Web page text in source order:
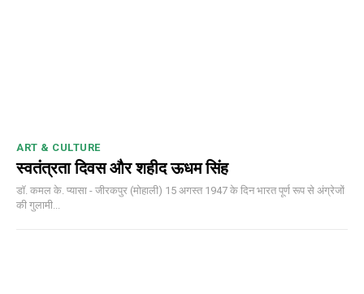
ART & CULTURE
स्वतंत्रता दिवस और शहीद ऊधम सिंह
डॉ. कमल के. प्यासा - जीरकपुर (मोहाली) 15 अगस्त 1947 के दिन भारत पूर्ण रूप से अंग्रेजों
की गुलामी...